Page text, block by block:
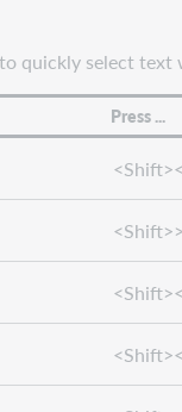
quickly select text
Press ...